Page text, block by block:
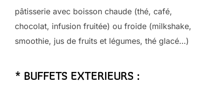
pâtisserie avec boisson chaude (thé, café,
chocolat, infusion fruitée) ou froide (milkshake,
smoothie, jus de fruits et légumes, thé glacé…)
* BUFFETS EXTERIEURS :